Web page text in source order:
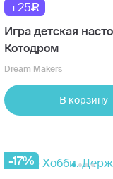
+25
Игра детская
Котодром
Dream Makers
В корзину
-17%